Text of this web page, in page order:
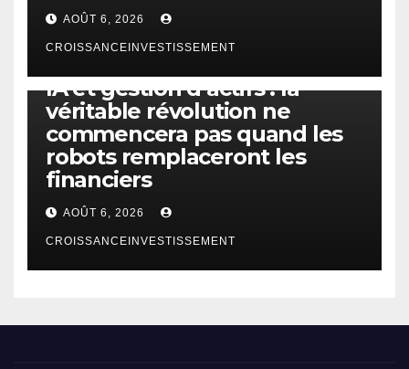
AOÛT 6, 2026
CROISSANCEINVESTISSEMENT
IA et gestion d’actifs : la
véritable révolution ne
commencera pas quand les
robots remplaceront les
financiers
AOÛT 6, 2026
CROISSANCEINVESTISSEMENT